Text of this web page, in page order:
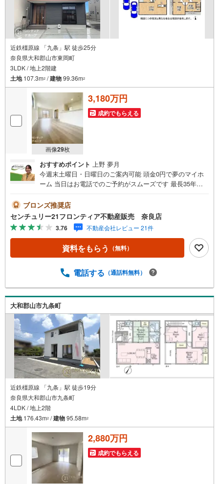
近鉄橿原線 「九条」駅 徒歩25分
奈良県大和郡山市東岡町
3LDK / 地上2階建
土地107.3m2 /建物99.36m2
画像29枚
3,180万円
成約でもらえる
おすすめポイント 上野 夢月
今週末土曜日・日曜日のご案内可能 頭金0円で夢のマイホ
ーム 当日はお電話でのご予約がスムーズです 最長35年の
駅」歩6分（420m）・JR関西本線「郡山駅」歩14分（1050
m）・郡山南小学校歩10分（730m）・郡山中学校歩27分
（2160m） 特徴・住宅性能評価5分野7項目で最も高い等級
取得を標準化！最長35年の定期点検・長期保証で安心・駅
徒歩6分/対面キッチン/小学校徒歩10分圏内/生活至便 弊社
が選ばれる理由 1.お金の扱い方のプロ、ファイナンシャル
できる売却専門チームあり3.たくさんの銀行と繋がりがあ
引渡し後に必要になったお家のリフォームも弊社のリフォ
ームプランナーがご提案5.定期的にご連絡を繋ぎ、有事の
際に迅速にサポートいたします弊社は専門家同士が連携を
とっているため、より多くの知見がございます。お気軽に
お問合せください
ブロンズ推奨店
センチュリー21フロンティア不動産販売 奈良店
3.76 不動産会社レビュー 21件
資料をもらう （無料）
電話する （通話料無料）
大和郡山市九条町
近鉄橿原線 「九条」駅 徒歩19分
奈良県大和郡山市九条町
4LDK / 地上2階
土地176.43m2 /建物95.58m2
2,880万円
成約でもらえる